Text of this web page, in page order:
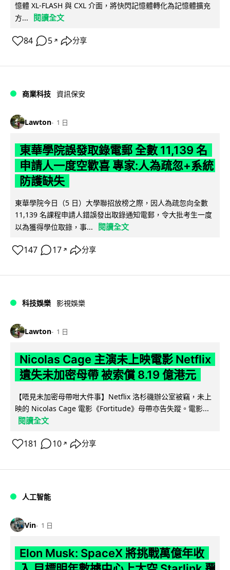
憶體 XL-FLASH 與 CXL 介面，將快閃記憶體轉化為記憶體擴充
方...
閱讀全文
84 5 ↗ 分享
商業科技 資訊保安
Lawton 1 日
東華學院誤發取錄電郵 全數 11,139 名
申請人一度空歡喜 專家:人為疏忽+系統
防護缺失
東華學院今日（5 日）大學聯招放榜之際，因人為疏忽向全數
11,139 名課程申請人錯誤發出取錄通知電郵，令大批考生一度
以為獲得學位取錄，事...
閱讀全文
147 17 ↗ 分享
科技娛樂 影視娛樂
Lawton 1 日
Nicolas Cage 主演未上映電影 Netflix
遺失未加密母帶 被索償 8.19 億港元
【唔見未加密母帶咁大件事】Netflix 洛杉磯辦公室被竊，未上
映的 Nicolas Cage 電影《Fortitude》母帶亦告失蹤。電影...
閱讀全文
181 10 ↗ 分享
人工智能
Vin 1 日
Elon Musk: SpaceX 將挑戰萬億年收